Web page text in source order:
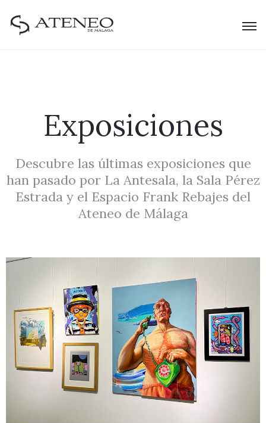
Exposiciones
Descubre las últimas exposiciones que
han pasado por La Antesala, la Sala Pérez
Estrada y el Espacio Frank Rebajes del
Ateneo de Málaga